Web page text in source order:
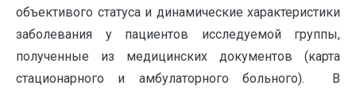
объективого статуса и динамические характеристики
заболевания у пациентов исследуемой группы,
полученные из медицинских документов (карта
стационарного и амбулаторного больного). В